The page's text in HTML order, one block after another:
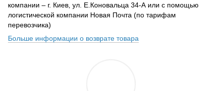
компании – г. Киев, ул. Е.Коновальца 34-А или с помощью
логистической компании Новая Почта (по тарифам
перевозчика)
Больше информации о возврате товара